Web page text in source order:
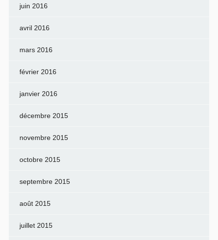
juin 2016
avril 2016
mars 2016
février 2016
janvier 2016
décembre 2015
novembre 2015
octobre 2015
septembre 2015
août 2015
juillet 2015